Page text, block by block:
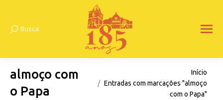
Search:
Busca
almoço com
o Papa
Início
Entradas com marcações "almoço
com o Papa"